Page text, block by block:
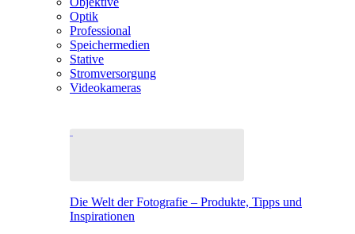
Optik
Professional
Speichermedien
Stative
Stromversorgung
Videokameras
Die Welt der Fotografie – Produkte, Tipps und
Inspirationen